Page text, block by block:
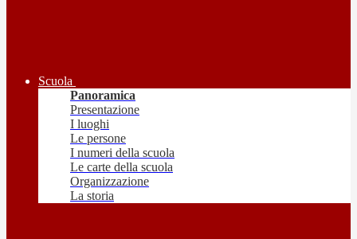
Scuola
Panoramica
Presentazione
I luoghi
Le persone
I numeri della scuola
Le carte della scuola
Organizzazione
La storia